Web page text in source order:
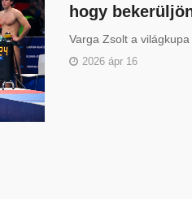
hogy
Varga Zsolt a
2026 ápr 16